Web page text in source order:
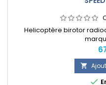
Helicoptère birotor

